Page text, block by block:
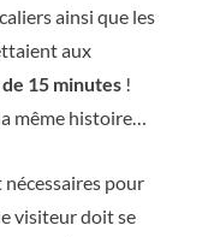
ainsi que les
aux
15 minutes !
même histoire…
pour
visiteur doit se